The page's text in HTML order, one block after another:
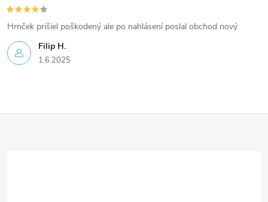
Filip H.
1.6.2025
Hrnček prišiel poškodený ale po nahlásení poslal obchod nový